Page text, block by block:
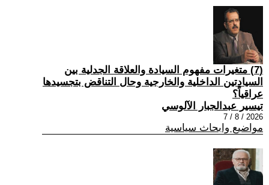
(7) متغيرات مفهوم السيادة والعلاقة الجدلية بين
السيادتين الداخلية والخارجية وحال التناقض بتجسيدها
عراقياً؟
تيسير عبدالجبار الآلوسي
2026 / 8 / 7
مواضيع وابحاث سياسية